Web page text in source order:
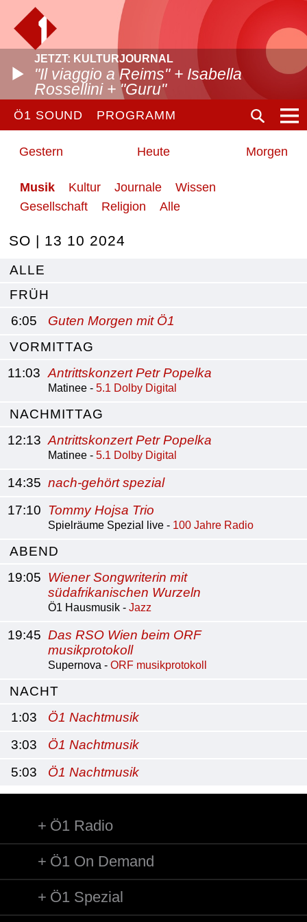
JETZT: KULTURJOURNAL
"Il viaggio a Reims" + Isabella
Rossellini + "Guru"
Ö1 SOUND PROGRAMM
Gestern Heute Morgen
Musik Kultur Journale
Wissen
Gesellschaft
Religion Alle
SO | 13 10 2024
ALLE
FRÜH
6:05
Guten Morgen mit Ö1
VORMITTAG
11:03 Antrittskonzert Petr Popelka
Matinee - 5.1 Dolby Digital
NACHMITTAG
12:13 Antrittskonzert Petr Popelka
Matinee - 5.1 Dolby Digital
14:35 nach-gehört spezial
17:10 Tommy Hojsa Trio
Spielräume Spezial live - 100 Jahre Radio
ABEND
19:05 Wiener Songwriterin mit
südafrikanischen Wurzeln
Ö1 Hausmusik - Jazz
19:45 Das RSO Wien beim ORF
musikprotokoll
Supernova - ORF musikprotokoll
NACHT
1:03
Ö1 Nachtmusik
3:03
Ö1 Nachtmusik
5:03
Ö1 Nachtmusik
Ö1 Radio
Ö1 On Demand
Ö1 Spezial